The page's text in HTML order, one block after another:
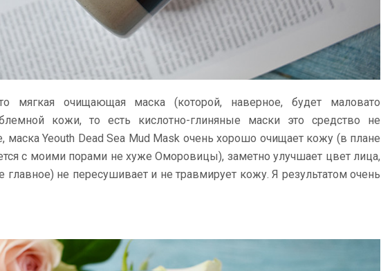
мягкая очищающая маска (которой, наверное, будет маловато
кожи, то есть кислотно-глиняные маски это средство не
маска Yeouth Dead Sea Mud Mask очень хорошо очищает кожу (в плане
с моими порами не хуже Оморовицы), заметно улучшает цвет лица,
главное) не пересушивает и не травмирует кожу. Я результатом очень